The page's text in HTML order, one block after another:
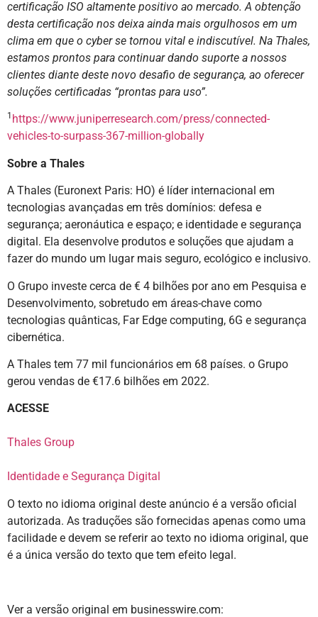
certificação ISO altamente positivo ao mercado. A obtenção
desta certificação nos deixa ainda mais orgulhosos em um
clima em que o cyber se tornou vital e indiscutível. Na Thales,
estamos prontos para continuar dando suporte a nossos
clientes diante deste novo desafio de segurança, ao oferecer
soluções certificadas “prontas para uso”.
1 https://www.juniperresearch.com/press/connected-
vehicles-to-surpass-367-million-globally
Sobre a Thales
A Thales (Euronext Paris: HO) é líder internacional em
tecnologias avançadas em três domínios: defesa e
segurança; aeronáutica e espaço; e identidade e segurança
digital. Ela desenvolve produtos e soluções que ajudam a
fazer do mundo um lugar mais seguro, ecológico e inclusivo.
O Grupo investe cerca de € 4 bilhões por ano em Pesquisa e
Desenvolvimento, sobretudo em áreas-chave como
tecnologias quânticas, Far Edge computing, 6G e segurança
cibernética.
A Thales tem 77 mil funcionários em 68 países. o Grupo
gerou vendas de €17.6 bilhões em 2022.
ACESSE
Thales Group
Identidade e Segurança Digital
O texto no idioma original deste anúncio é a versão oficial
autorizada. As traduções são fornecidas apenas como uma
facilidade e devem se referir ao texto no idioma original, que
é a única versão do texto que tem efeito legal.
Ver a versão original em businesswire.com: